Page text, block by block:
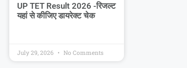
UP TET Result 2026 -रिजल्ट
यहां से कीजिए डायरेक्ट चेक
July 29, 2026 No Comments